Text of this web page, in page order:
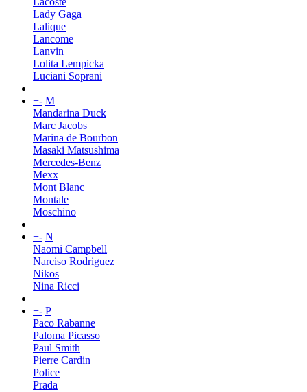
Lady Gaga
Lalique
Lancome
Lanvin
Lolita Lempicka
Luciani Soprani
+- M
Mandarina Duck
Marc Jacobs
Marina de Bourbon
Masaki Matsushima
Mercedes-Benz
Mexx
Mont Blanc
Montale
Moschino
+- N
Naomi Campbell
Narciso Rodriguez
Nikos
Nina Ricci
+- P
Paco Rabanne
Paloma Picasso
Paul Smith
Pierre Cardin
Police
Prada